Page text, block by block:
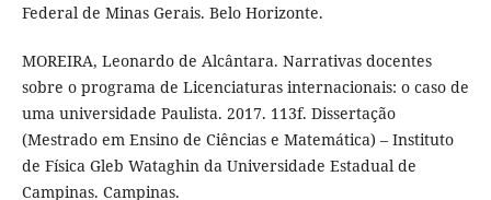
Federal de Minas Gerais. Belo Horizonte.
MOREIRA, Leonardo de Alcântara. Narrativas docentes
sobre o programa de Licenciaturas internacionais: o caso de
uma universidade Paulista. 2017. 113f. Dissertação
(Mestrado em Ensino de Ciências e Matemática) – Instituto
de Física Gleb Wataghin da Universidade Estadual de
Campinas. Campinas.